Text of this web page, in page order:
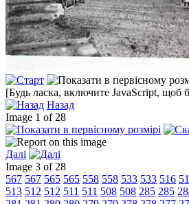
[Будь ласка, включите JavaScript, щоб
Назад
Image 1 of 28
Далі
Image 3 of 28
567 567 565 565 558 558 533 533 516
513 512 512 511 511 508 508 285 285